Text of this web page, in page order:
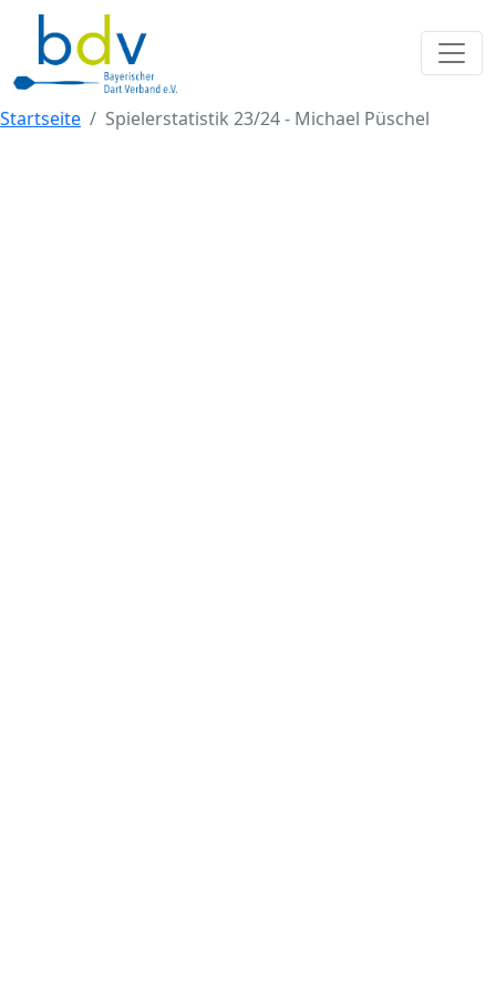
Startseite Spielerstatistik 23/24 - Michael Püschel